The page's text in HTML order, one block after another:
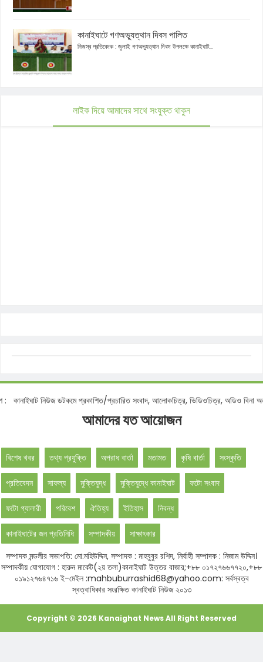
কানাইঘাটে গণঅভ্যুত্থান দিবস পালিত
নিজস্ব প্রতিবেদক : জুলাই গণঅভ্যুত্থান দিবস উপলক্ষে কানাইঘাট...
লাইক দিয়ে আমাদের সাথে সংযুক্ত থাকুন
নোটিশ :কানাইঘাট নিউজ ডটকমে প্রকাশিত/প্রচারিত সংবাদ, আলোকচিত্র, ভিডিওচিত্র, অডিও
আমাদের যত আয়োজন
বিশেষ খবর তথ্য প্রযুক্তি অপরাধ বার্তা মতামত কৃষি বার্তা সংস্কৃতি
প্রতিবেদন সাফল্য মুক্তিযুদ্ধ মুক্তিযুদ্ধে কানাইঘাট ফটো সংবাদ
ফটো গ্যালারী পরিবেশ ঐতিহ্য ইতিহাস নিবন্ধ
কানাইঘাটের জন প্রতিনিধি সম্পাদকীয়
সাক্ষাৎকার
সম্পাদক মন্ডলীর সভাপতি: মো:মহিউদ্দিন, সম্পাদক : মাহবুবুর রশিদ, নির্বাহী সম্পাদক : নিজাম উদ্দিন।
সম্পাদকীয় যোগাযোগ : হারুন মার্কেট(২য় তলা)কানাইঘাট উত্তর বাজার;+৮৮ ০১৭২৭৬৬৭৭২০,+৮৮
০১৯১২৭৬৪৭১৬ ই-মেইল :mahbuburrashid68@yahoo.com: সর্বস্বত্ব
স্বত্বাধিকার সংরক্ষিত কানাইঘাট নিউজ ২০১৩
Copyright © 2026 Kanaighat NewsAll Right Reserved